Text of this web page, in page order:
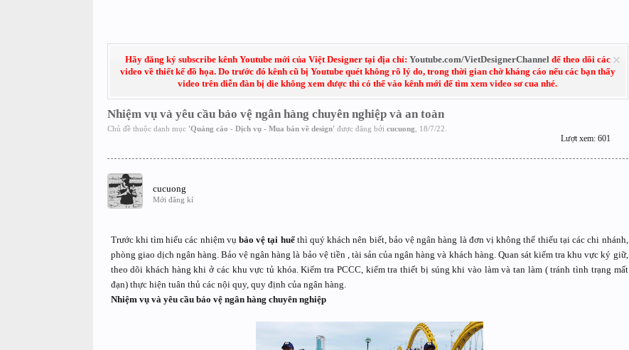
Hãy đăng ký subscribe kênh Youtube mới của Việt Designer tại địa chỉ: Youtube.com/VietDesignerChannelđể theo dõi các
video về thiết kế đồ họa. Do trước đó kênh cũ bị Youtube quét không rõ lý do, trong thời gian chờ kháng cáo nếu các bạn thấy
video trên diễn đàn bị die không xem được thì có thể vào kênh mới để tìm xem video sơ cua nhé.
Nhiệm vụ và yêu cầu bảo vệ ngân hàng chuyên nghiệp và an toàn
Chủ đề thuộc danh mục 'Quảng cáo - Dịch vụ - Mua bán về design' được đăng bởi cucuong 18/7/22
Lượt xem: 601
cucuong
Mới đăng kí
Trước khi tìm hiểu các nhiệm vụ bảo vệ tại huếthì quý khách nên biết, bảo vệ ngân hàng là đơn vị không thể thiếu tại các chi nhánh,
phòng giao dịch ngân hàng. Bảo vệ ngân hàng là bảo vệ tiền , tài sản của ngân hàng và khách hàng. Quan sát kiểm tra khu vực ký giữ,
theo dõi khách hàng khi ở các khu vực tủ khóa. Kiểm tra PCCC, kiểm tra thiết bị súng khi vào làm và tan làm ( tránh tình trạng mất
đạn) thực hiện tuân thủ các nội quy, quy định của ngân hàng.
Nhiệm vụ và yêu cầu bảo vệ ngân hàng chuyên nghiệp